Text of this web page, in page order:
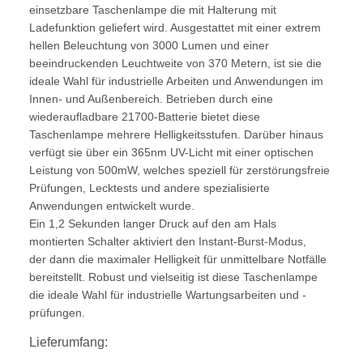
einsetzbare Taschenlampe die mit Halterung mit
Ladefunktion geliefert wird. Ausgestattet mit einer extrem
hellen Beleuchtung von 3000 Lumen und einer
beeindruckenden Leuchtweite von 370 Metern, ist sie die
ideale Wahl für industrielle Arbeiten und Anwendungen im
Innen- und Außenbereich. Betrieben durch eine
wiederaufladbare 21700-Batterie bietet diese
Taschenlampe mehrere Helligkeitsstufen. Darüber hinaus
verfügt sie über ein 365nm UV-Licht mit einer optischen
Leistung von 500mW, welches speziell für zerstörungsfreie
Prüfungen, Lecktests und andere spezialisierte
Anwendungen entwickelt wurde.
Ein 1,2 Sekunden langer Druck auf den am Hals
montierten Schalter aktiviert den Instant-Burst-Modus,
der dann die maximaler Helligkeit für unmittelbare Notfälle
bereitstellt. Robust und vielseitig ist diese Taschenlampe
die ideale Wahl für industrielle Wartungsarbeiten und -
prüfungen.
Lieferumfang: